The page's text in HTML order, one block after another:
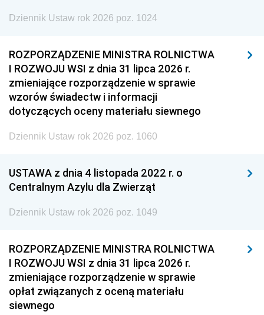
Dziennik Ustaw rok 2026 poz. 1024
ROZPORZĄDZENIE MINISTRA ROLNICTWA
I ROZWOJU WSI z dnia 31 lipca 2026 r.
zmieniające rozporządzenie w sprawie
wzorów świadectw i informacji
dotyczących oceny materiału siewnego
Dziennik Ustaw rok 2026 poz. 1060
USTAWA z dnia 4 listopada 2022 r. o
Centralnym Azylu dla Zwierząt
Dziennik Ustaw rok 2026 poz. 1049
ROZPORZĄDZENIE MINISTRA ROLNICTWA
I ROZWOJU WSI z dnia 31 lipca 2026 r.
zmieniające rozporządzenie w sprawie
opłat związanych z oceną materiału
siewnego